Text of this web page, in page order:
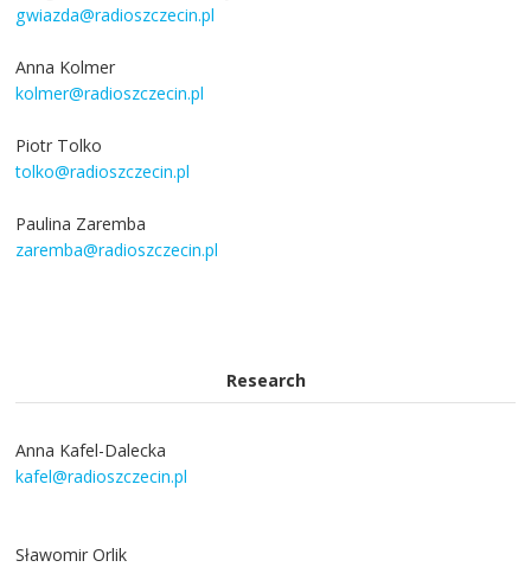
gwiazda@radioszczecin.pl
Anna Kolmer
kolmer@radioszczecin.pl
Piotr Tolko
tolko@radioszczecin.pl
Paulina Zaremba
zaremba@radioszczecin.pl
Research
Anna Kafel-Dalecka
kafel@radioszczecin.pl
Sławomir Orlik